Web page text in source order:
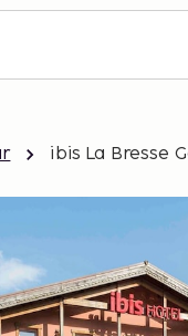
ibis La Bresse